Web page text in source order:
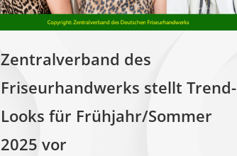
Zentralverband des
Friseurhandwerks stellt Trend-
Looks für Frühjahr/Sommer
2025 vor